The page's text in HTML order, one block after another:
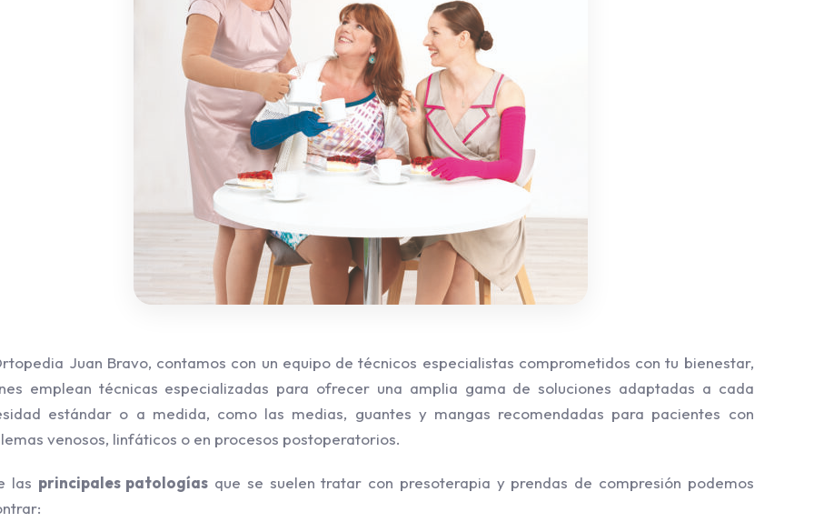
Juan Bravo, contamos con un equipo de técnicos especialistas comprometidos con tu bienestar,
emplean técnicas especializadas para ofrecer una amplia gama de soluciones adaptadas a cada
estándar o a medida, como las medias, guantes y mangas recomendadas para pacientes con
venosos, linfáticos o en procesos postoperatorios.
las principales patologías que se suelen tratar con presoterapia y prendas de compresión podemos